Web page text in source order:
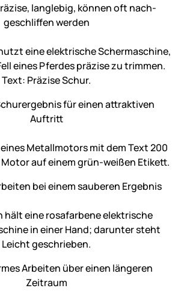
langlebig, können oft nach­
geschliffen werden
für einen attraktiven
Auftritt
bei einem sauberen Ergebnis
Arbeiten über einen längeren
Zeitraum